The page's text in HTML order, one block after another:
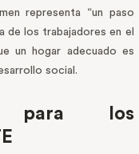
representa “un paso
de los trabajadores en el
un hogar adecuado es
social.
para los